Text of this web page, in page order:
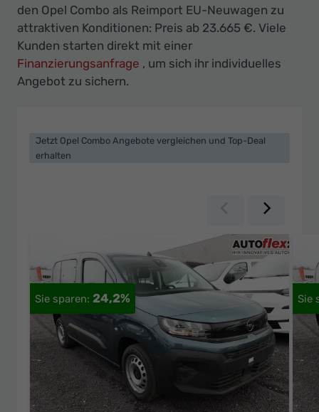
Autohaus
den Opel Combo als Reimport EU-Neuwagen zu
attraktiven Konditionen: Preis ab 23.665 €. Viele
Kunden starten direkt mit einer
Finanzierungsanfrage , um sich ihr individuelles
Angebot zu sichern.
Jetzt Opel Combo Angebote vergleichen und Top-Deal
erhalten
Zurück
24,2%